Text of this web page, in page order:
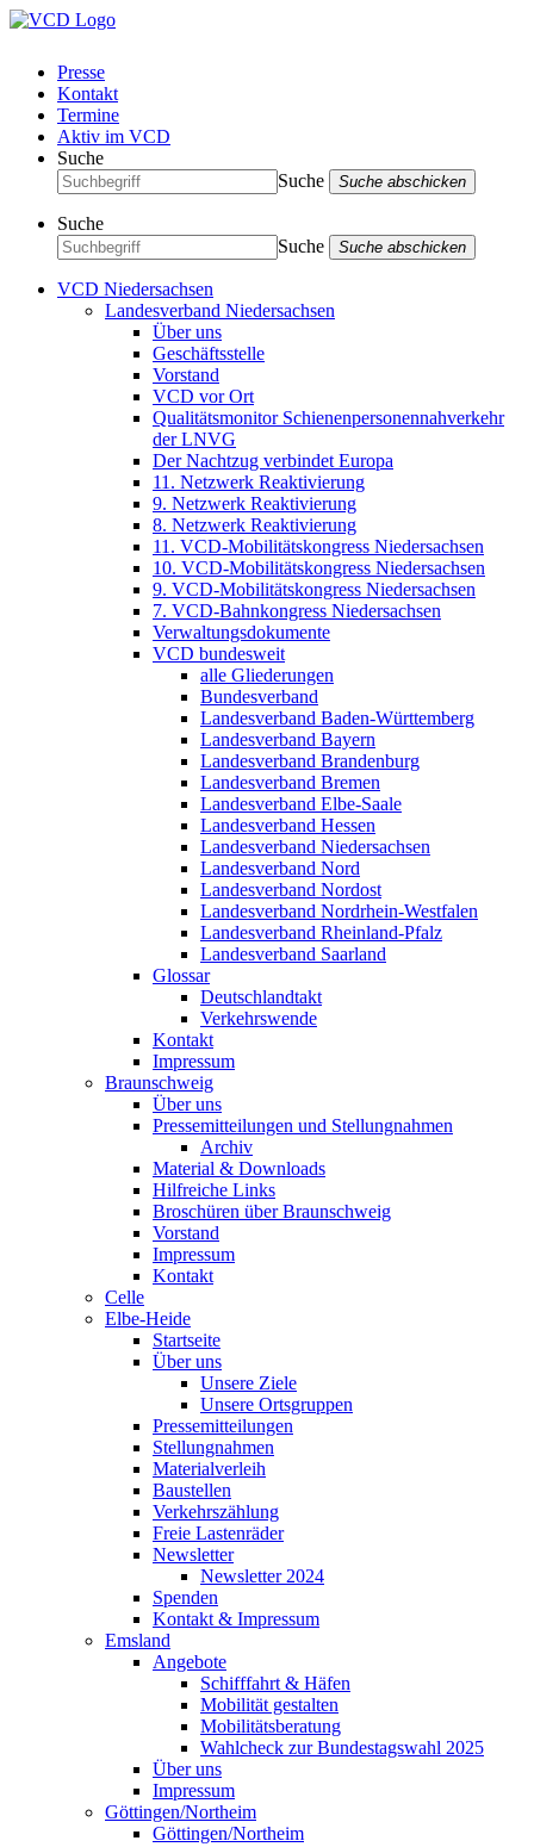
Presse
Kontakt
Termine
Aktiv im VCD
Suche
Suche
Suche abschicken
Suche
Suche
Suche abschicken
VCD Niedersachsen
Landesverband Niedersachsen
Über uns
Geschäftsstelle
Vorstand
VCD vor Ort
Qualitätsmonitor Schienenpersonennahverkehr
der LNVG
Der Nachtzug verbindet Europa
11. Netzwerk Reaktivierung
9. Netzwerk Reaktivierung
8. Netzwerk Reaktivierung
11. VCD-Mobilitätskongress Niedersachsen
10. VCD-Mobilitätskongress Niedersachsen
9. VCD-Mobilitätskongress Niedersachsen
7. VCD-Bahnkongress Niedersachsen
Verwaltungsdokumente
VCD bundesweit
alle Gliederungen
Bundesverband
Landesverband Baden-Württemberg
Landesverband Bayern
Landesverband Brandenburg
Landesverband Bremen
Landesverband Elbe-Saale
Landesverband Hessen
Landesverband Niedersachsen
Landesverband Nord
Landesverband Nordost
Landesverband Nordrhein-Westfalen
Landesverband Rheinland-Pfalz
Landesverband Saarland
Glossar
Deutschlandtakt
Verkehrswende
Kontakt
Impressum
Braunschweig
Über uns
Pressemitteilungen und Stellungnahmen
Archiv
Material & Downloads
Hilfreiche Links
Broschüren über Braunschweig
Vorstand
Impressum
Kontakt
Celle
Elbe-Heide
Startseite
Über uns
Unsere Ziele
Unsere Ortsgruppen
Pressemitteilungen
Stellungnahmen
Materialverleih
Baustellen
Verkehrszählung
Freie Lastenräder
Newsletter
Newsletter 2024
Spenden
Kontakt & Impressum
Emsland
Angebote
Schifffahrt & Häfen
Mobilität gestalten
Mobilitätsberatung
Wahlcheck zur Bundestagswahl 2025
Über uns
Impressum
Göttingen/Northeim
Göttingen/Northeim